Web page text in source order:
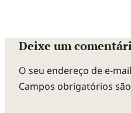
Deixe um
O seu endereço de e-
Campos obrigatórios